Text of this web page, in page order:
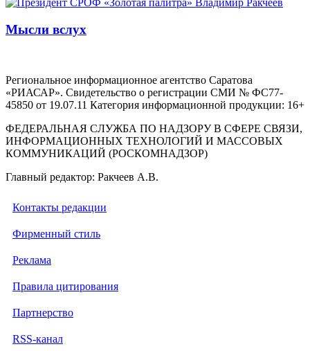
Мысли вслух
Региональное информационное агентство Саратова
«РИАСАР». Свидетельство о регистрации СМИ № ФС77-
45850 от 19.07.11 Категория информационной продукции: 16+
ФЕДЕРАЛЬНАЯ СЛУЖБА ПО НАДЗОРУ В СФЕРЕ СВЯЗИ,
ИНФОРМАЦИОННЫХ ТЕХНОЛОГИЙ И МАССОВЫХ
КОММУНИКАЦИЙ (РОСКОМНАДЗОР)
Главный редактор: Ракчеев А.В.
Контакты редакции
Фирменный стиль
Реклама
Правила цитирования
Партнерство
RSS-канал